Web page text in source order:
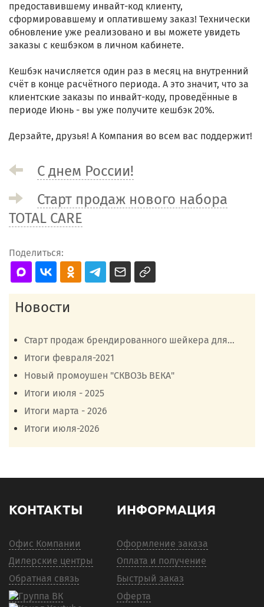
предоставившему инвайт-код клиенту,
сформировавшему и оплатившему заказ! Технически
обновление уже реализовано и вы можете увидеть
заказы с кешбэком в личном кабинете.
Кешбэк начисляется один раз в месяц на внутренний
счёт в конце расчётного периода. А это значит, что за
клиентские заказы по инвайт-коду, проведённые в
периоде Июнь - вы уже получите кешбэк 20%.
Дерзайте, друзья! А Компания во всем вас поддержит!
С днем России!
Старт продаж нового набора
TOTAL CARE
Поделиться:
Новости
Старт продаж брендированного шейкера для...
Итоги февраля-2021
Новый промоушен "СКВОЗЬ ВЕКА"
Итоги июля - 2025
Итоги марта - 2026
Итоги июля-2026
КОНТАКТЫ
Офис Компании
Дилерские центры
Обратная связь
ИНФОРМАЦИЯ
Оформление заказа
Оплата и получение
Быстрый заказ
Оферта